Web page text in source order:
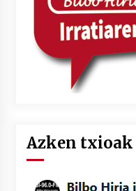
Azken txioak